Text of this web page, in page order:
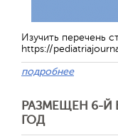
Изучить перечень
https://
подробнее
РАЗМЕЩЕН 6-Й
ГОД